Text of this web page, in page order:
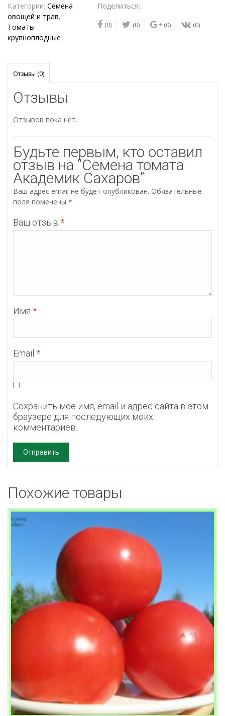
Академик
Сахаров
Категории: Семена
овощей и трав,
Томаты
крупноплодные
Поделиться:
(0) (0) (0) (0)
Отзывы (0)
Отзывы
Отзывов пока нет.
Будьте первым, кто оставил
отзыв на “Семена томата
Академик Сахаров”
Ваш адрес email не будет опубликован. Обязательные
поля помечены *
Ваш отзыв *
Имя *
Email *
Сохранить моё имя, email и адрес сайта в этом
браузере для последующих моих
комментариев.
Похожие товары